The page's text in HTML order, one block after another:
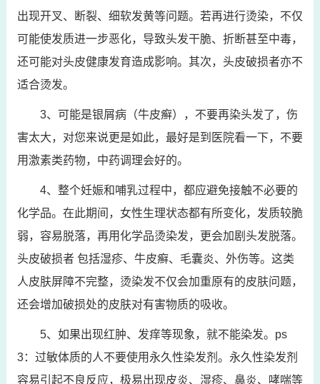
出现开叉、断裂、细软发黄等问题。若再进行烫染，不仅
可能使发质进一步恶化，导致头发干脆、折断甚至中毒，
还可能对头皮健康发育造成影响。其次，头皮破损者亦不
适合烫发。
3、可能是银屑病（牛皮癣），不要再染头发了，伤
害太大，对您来说更是如此，最好是到医院看一下，不要
用激素类药物，中药调理会好的。
4、整个妊娠和哺乳过程中，都应避免接触不必要的
化学品。在此期间，女性生理状态都有所变化，发质较脆
弱，容易脱落，再用化学品烫染发，更会加剧头发脱落。
头皮破损者 包括湿疹、牛皮癣、毛囊炎、外伤等。这类
人皮肤屏障不完整，烫染发不仅会加重原有的皮肤问题，
还会增加破损处的皮肤对有害物质的吸收。
5、如果出现红肿、发痒等现象，就不能染发。ps
3：过敏体质的人不要使用永久性染发剂。永久性染发剂
容易引起不良反应，极易出现皮炎、湿疹、鼻炎、哮喘等